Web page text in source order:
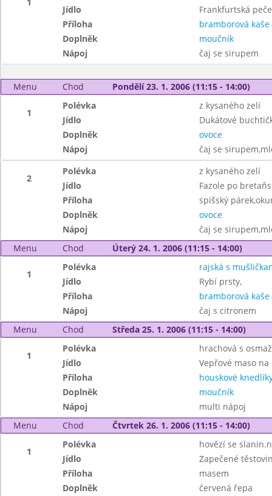
Jídlo
Frankfurtská
Příloha
bramborová kaše
Doplněk
moučník
Nápoj
čaj se sirupem
Menu Chod Pondělí 23. 1. 2006 (11:15 - 14:00)
1
Polévka
z kysaného zelí
Jídlo
Dukátové
Doplněk
ovoce
Nápoj
čaj se
2
Polévka
z kysaného zelí
Jídlo
Fazole po
Příloha
spišský
Doplněk
ovoce
Nápoj
čaj se
Menu
Chod Úterý 24. 1. 2006 (11:15 - 14:00)
1
Polévka
rajská s
Jídlo
Rybí prsty,
Příloha
bramborová kaše
Nápoj
čaj s citronem
Menu
Chod Středa 25. 1. 2006 (11:15 - 14:00)
1
Polévka
hrachová s
Jídlo
Vepřové maso
Příloha
houskové
Doplněk
moučník
Nápoj
multi nápoj
Menu
Chod Čtvrtek 26. 1. 2006 (11:15 - 14:00)
1
Polévka
hovězí se
Jídlo
Zapečené
Příloha
masem
Doplněk
červená řepa